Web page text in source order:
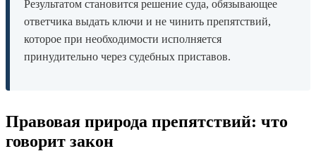
Результатом становится решение суда, обязывающее
ответчика выдать ключи и не чинить препятствий,
которое при необходимости исполняется
принудительно через судебных приставов.
Правовая природа препятствий: что
говорит закон